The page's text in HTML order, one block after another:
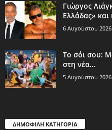
Γιώργος
Ελλάδας»
6 Αυγούστου 2026
Το σόι σου:
στη νέα...
5 Αυγούστου 2026
ΔΗΜΟΦΙΛΗ ΚΑΤΗΓΟΡΙΑ